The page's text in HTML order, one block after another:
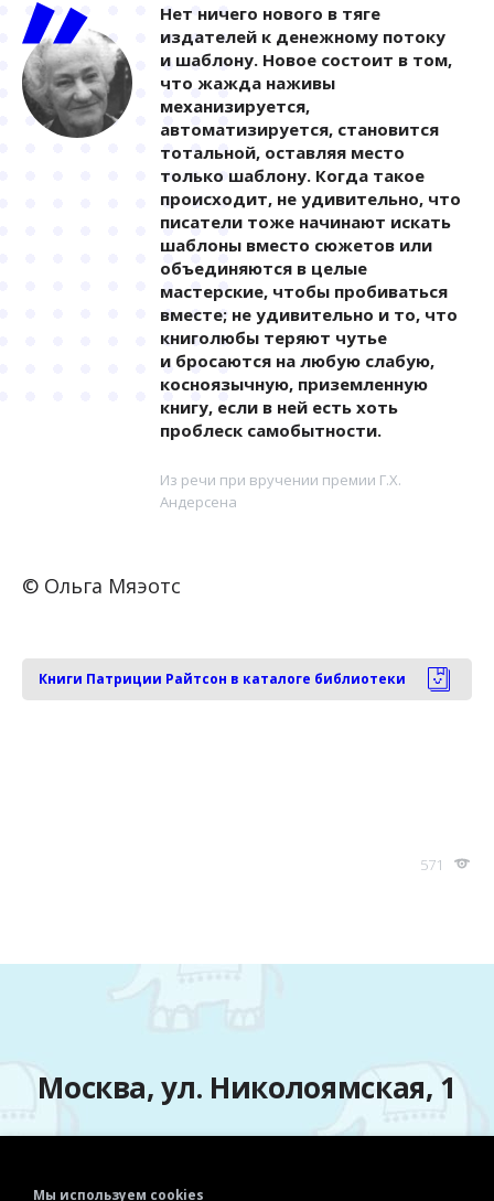
Нет ничего нового в тяге
издателей к денежному потоку
и шаблону. Новое состоит в том,
что жажда наживы
механизируется,
автоматизируется, становится
тотальной, оставляя место
только шаблону. Когда такое
происходит, не удивительно, что
писатели тоже начинают искать
шаблоны вместо сюжетов или
объединяются в целые
мастерские, чтобы пробиваться
вместе; не удивительно и то, что
книголюбы теряют чутье
и бросаются на любую слабую,
косноязычную, приземленную
книгу, если в ней есть хоть
проблеск самобытности.
Из речи при вручении премии Г.Х.
Андерсена
© Ольга Мяэотс
Книги Патриции Райтсон в каталоге библиотеки
571
Москва, ул. Николоямская, 1
Мы используем cookies